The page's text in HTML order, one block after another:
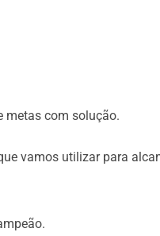
metas com solução.
vamos utilizar para